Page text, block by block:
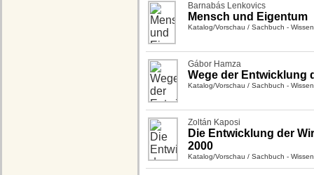
Barnabás Lenkovics
Mensch und Eigentum
Katalog/Vorschau / Sachbuch -
Gábor Hamza
Wege der Entwicklung
Katalog/Vorschau / Sachbuch -
Zoltán Kaposi
Die Entwicklung der
2000
Katalog/Vorschau / Sachbuch -